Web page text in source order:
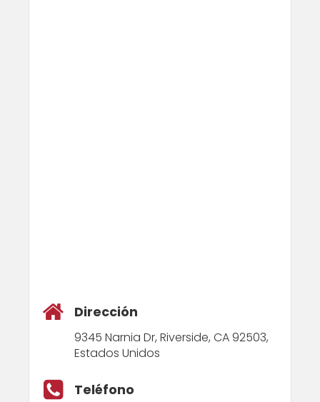
Dirección
9345 Narnia Dr, Riverside, CA 92503,
Estados Unidos
Teléfono